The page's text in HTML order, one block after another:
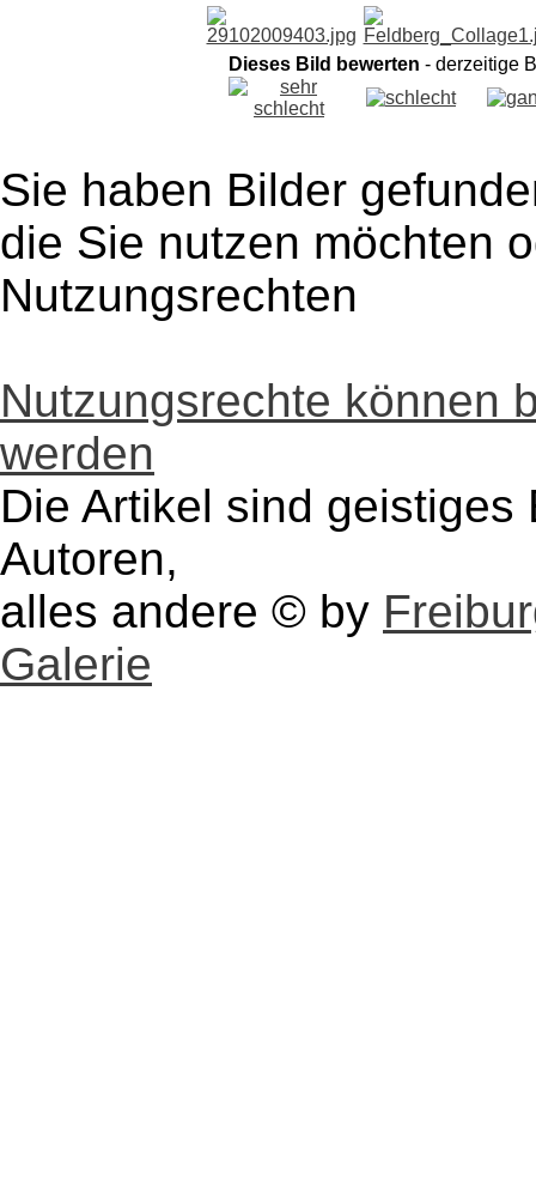
Dieses Bild bewerten - derzeitige
Sie haben Bilder
die Sie nutzen möchten
Nutzungsrechten
Nutzungsrechte können
werden
Die Artikel sind
Autoren,
alles andere © by
Galerie